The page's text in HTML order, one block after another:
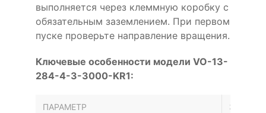
выполняется через клеммную коробку с
обязательным заземлением. При первом
пуске проверьте направление вращения.
Ключевые особенности модели VO-13-
284-4-3-3000-KR1:
ПАРАМЕТР